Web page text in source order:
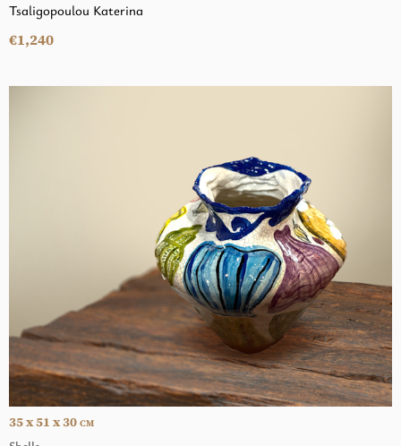
Tsaligopoulou Katerina
€1,240
35 x 51 x 30 CM